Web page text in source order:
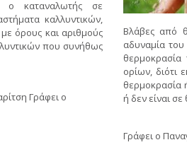
ο καταναλωτής σε
καλλυντικών,
όρους και αριθμούς
που συνήθως
Γράφει ο
Βλάβες από
αδυναμία
ορίων, διότι
θερμοκρασία
ή δεν είναι
Γράφει ο